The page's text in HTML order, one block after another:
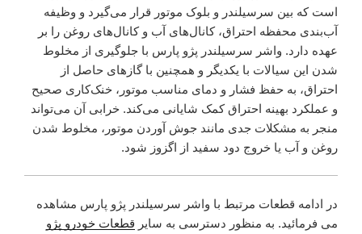
است که بین سرسیلندر و بلوک موتور قرار می‌گیرد و وظیفه
آب‌بندی محفظه احتراق، کانال‌های آب و کانال‌های روغن را بر
عهده دارد. واشر سرسیلندر پژو پارس با جلوگیری از مخلوط
شدن این سیالات با یکدیگر و همچنین با گازهای حاصل از
احتراق، به حفظ فشار و دمای مناسب موتور، خنک‌کاری صحیح
و عملکرد بهینه احتراق کمک شایانی می‌کند. خرابی آن می‌تواند
منجر به مشکلات جدی مانند جوش آوردن موتور، مخلوط شدن
روغن و آب یا خروج دود سفید از اگزوز شود.
در ادامه قطعات مرتبط با واشر سرسیلندر پژو پارس مشاهده
می فرمائید. به منظور دسترسی به سایر قطعات خودرو پژو